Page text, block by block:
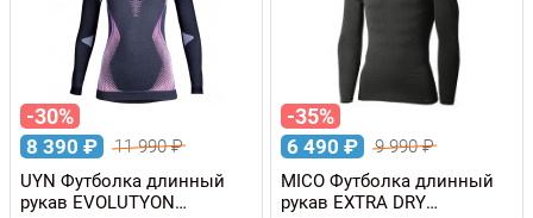
-30%
8 390 ₽ 11 990₽
UYN Футболка длинный
рукав EVOLUTYON
-35%
6 490 ₽ 9 990₽
MICO Футболка длинный
рукав EXTRA DRY